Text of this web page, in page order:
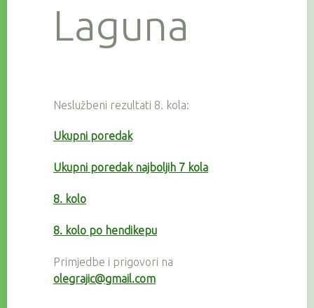
Laguna
Neslužbeni rezultati 8. kola:
Ukupni poredak
Ukupni poredak najboljih 7 kola
8. kolo
8. kolo po hendikepu
Primjedbe i prigovori na
olegrajic@gmail.com